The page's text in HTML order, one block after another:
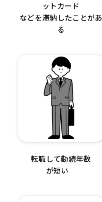
ットカード
などを滞納したことがあ
る
転職して勤続年数
が短い